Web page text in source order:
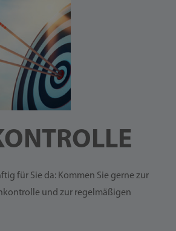
für Sie da: Kommen Sie gerne zur
und zur regelmäßigen